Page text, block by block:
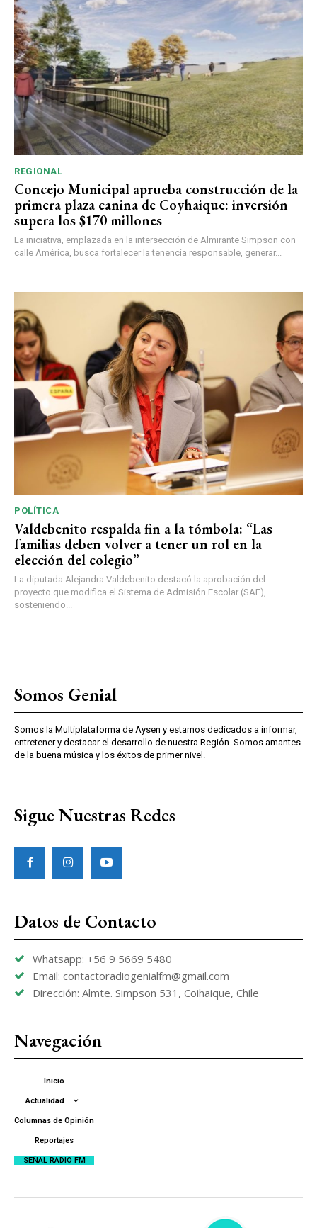
REGIONAL
Concejo Municipal aprueba construcción de la
primera plaza canina de Coyhaique: inversión
supera los $170 millones
La iniciativa, emplazada en la intersección de Almirante Simpson con
calle América, busca fortalecer la tenencia responsable, generar...
POLÍTICA
Valdebenito respalda fin a la tómbola: “Las
familias deben volver a tener un rol en la
elección del colegio”
La diputada Alejandra Valdebenito destacó la aprobación del
proyecto que modifica el Sistema de Admisión Escolar (SAE),
sosteniendo...
Somos Genial
Somos la Multiplataforma de Aysen y estamos dedicados a informar,
entretener y destacar el desarrollo de nuestra Región. Somos amantes
de la buena música y los éxitos de primer nivel.
Sigue Nuestras Redes
Datos de Contacto
Whatsapp: +56 9 5669 5480
Email: contactoradiogenialfm@gmail.com
Dirección: Almte. Simpson 531, Coihaique, Chile
Navegación
Inicio
Actualidad
Columnas de Opinión
Reportajes
SEÑAL RADIO FM